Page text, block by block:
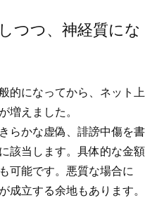
つつ、神経質にな
的になってから、ネット上
増えました。
らかな虚偽、誹謗中傷を書
該当します。具体的な金額
可能です。悪質な場合に
成立する余地もあります。